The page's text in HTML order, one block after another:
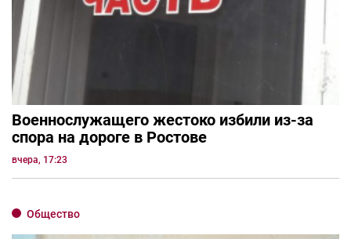
Военнослужащего жестоко избили из-за
спора на дороге в Ростове
вчера, 17:23
Общество